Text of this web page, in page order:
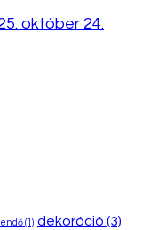
október 24.
(1) dekoráció (3)